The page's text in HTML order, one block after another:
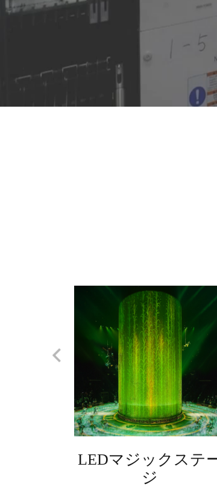
LEDマジックステ
ジ